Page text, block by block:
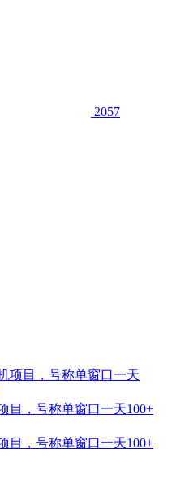
2057
目，号称单窗口一天100+
目，号称单窗口一天100+